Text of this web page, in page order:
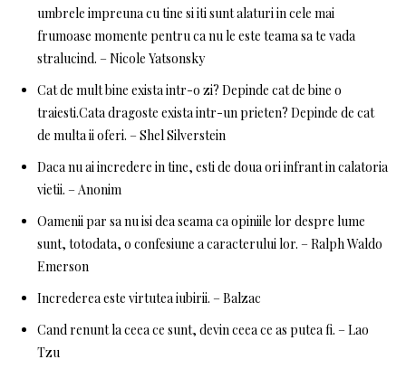
umbrele impreuna cu tine si iti sunt alaturi in cele mai
frumoase momente pentru ca nu le este teama sa te vada
stralucind. – Nicole Yatsonsky
Cat de mult bine exista intr-o zi? Depinde cat de bine o
traiesti.Cata dragoste exista intr-un prieten? Depinde de cat
de multa ii oferi. – Shel Silverstein
Daca nu ai incredere in tine, esti de doua ori infrant in calatoria
vietii. – Anonim
Oamenii par sa nu isi dea seama ca opiniile lor despre lume
sunt, totodata, o confesiune a caracterului lor. – Ralph Waldo
Emerson
Increderea este virtutea iubirii. – Balzac
Cand renunt la ceea ce sunt, devin ceea ce as putea fi. – Lao
Tzu